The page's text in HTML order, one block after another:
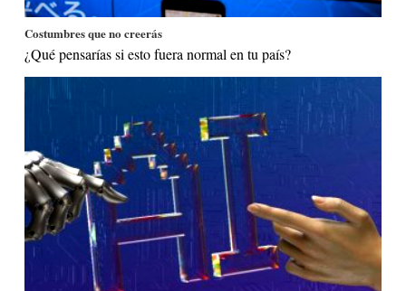
Costumbres que no creerás
¿Qué pensarías si esto fuera normal en tu país?